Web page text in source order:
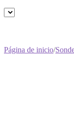
Página de inicio/